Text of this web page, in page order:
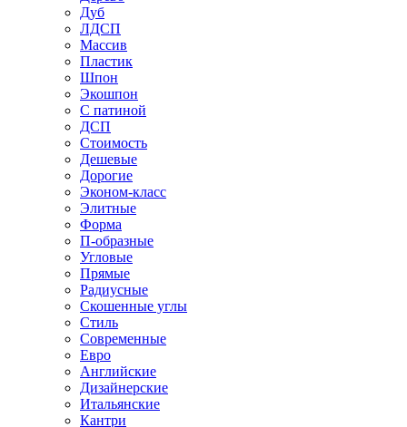
Дуб
ЛДСП
Массив
Пластик
Шпон
Экошпон
С патиной
ДСП
Стоимость
Дешевые
Дорогие
Эконом-класс
Элитные
Форма
П-образные
Угловые
Прямые
Радиусные
Скошенные углы
Стиль
Современные
Евро
Английские
Дизайнерские
Итальянские
Кантри